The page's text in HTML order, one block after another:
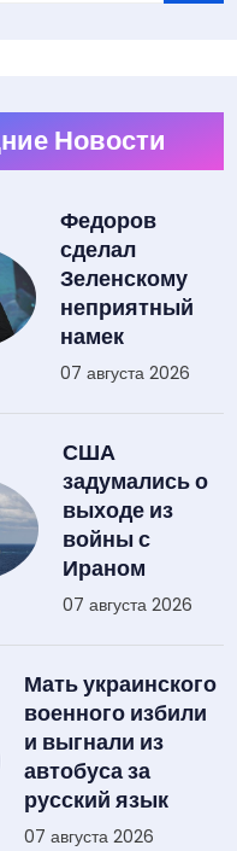
Новости
Федоров
сделал
Зеленскому
неприятный
намек
07 августа 2026
США
задумались о
выходе из
войны с
Ираном
07 августа 2026
Мать украинского
военного избили
и выгнали из
автобуса за
русский язык
07 августа 2026